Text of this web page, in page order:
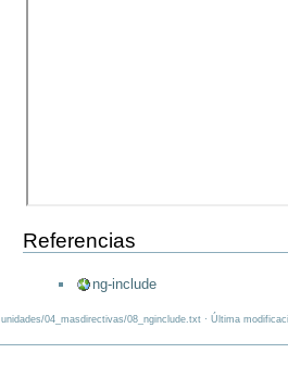
Referencias
ng-include
unidades/04_masdirectivas/08_nginclude.txt · Última